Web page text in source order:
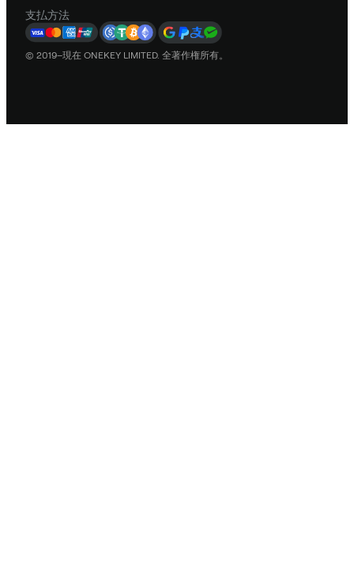
支払方法
© 2019–現在 ONEKEY LIMITED. 全著作権所有。